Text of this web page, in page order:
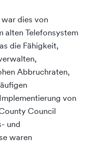
war dies von
alten Telefonsystem
die Fähigkeit,
Abbruchraten,
von
Council
und
waren